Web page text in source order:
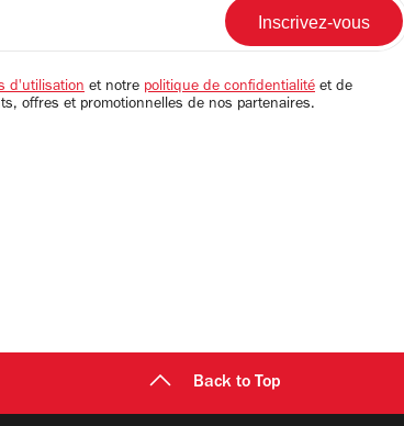
d'utilisation et notre politique de confidentialité et de
offres et promotionnelles de nos partenaires.
Back to Top